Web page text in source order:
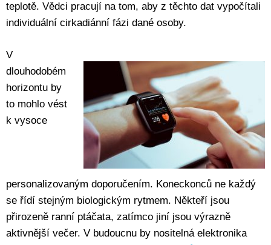
teplotě. Vědci pracují na tom, aby z těchto dat vypočítali
individuální cirkadiánní fázi dané osoby.
V
dlouhodobém
horizontu by
to mohlo vést
k vysoce
personalizovaným doporučením. Koneckonců ne každý
se řídí stejným biologickým rytmem. Někteří jsou
přirozeně ranní ptáčata, zatímco jiní jsou výrazně
aktivnější večer. V budoucnu by nositelná elektronika